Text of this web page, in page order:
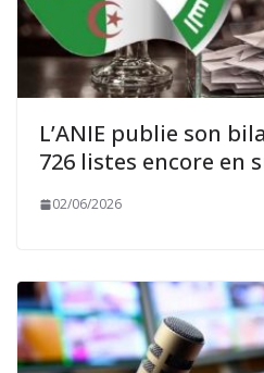
L’ANIE publie son
726 listes encore en
02/06/2026